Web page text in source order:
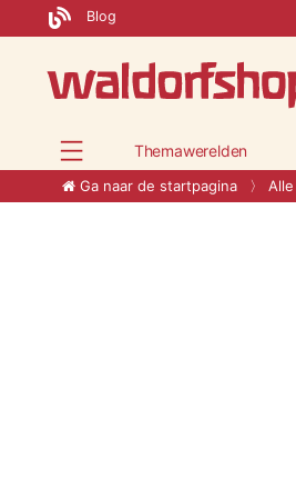
Blog
Themawerelden
Ga naar de startpagina